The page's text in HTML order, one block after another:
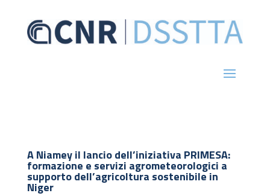
A Niamey il lancio dell’iniziativa PRIMESA:
formazione e servizi agrometeorologici a
supporto dell’agricoltura sostenibile in
Niger